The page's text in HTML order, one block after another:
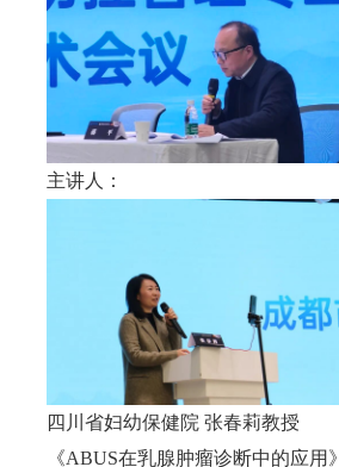
主讲人：
四川省妇幼保健院 张春莉教授
《ABUS在乳腺肿瘤诊断中的应用》